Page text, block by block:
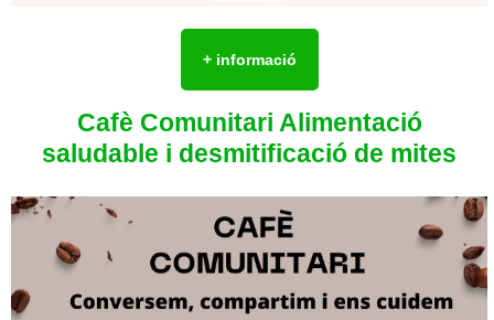
+ informació
Cafè Comunitari Alimentació
saludable i desmitificació de mites